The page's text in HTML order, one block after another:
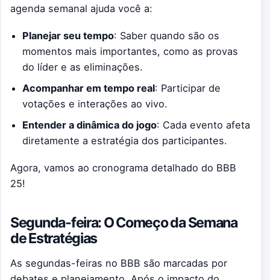
agenda semanal ajuda você a:
Planejar seu tempo: Saber quando são os
momentos mais importantes, como as provas
do líder e as eliminações.
Acompanhar em tempo real: Participar de
votações e interações ao vivo.
Entender a dinâmica do jogo: Cada evento afeta
diretamente a estratégia dos participantes.
Agora, vamos ao cronograma detalhado do BBB
25!
Segunda-feira: O Começo da Semana
de Estratégias
As segundas-feiras no BBB são marcadas por